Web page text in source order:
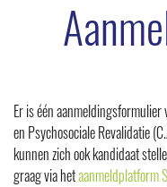
en
activering
Er is één
en Psychosociale Revalidatie
kunnen zich ook kandidaat
graag via hetaanmeldplatform